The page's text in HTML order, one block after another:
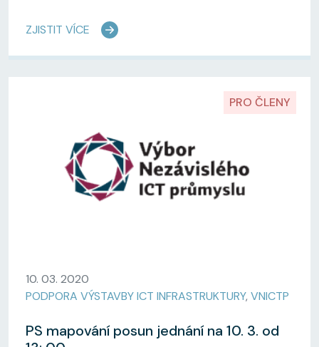
ZJISTIT VÍCE
PRO ČLENY
10. 03. 2020
PODPORA VÝSTAVBY ICT INFRASTRUKTURY, VNICTP
PS mapování posun jednání na 10. 3. od